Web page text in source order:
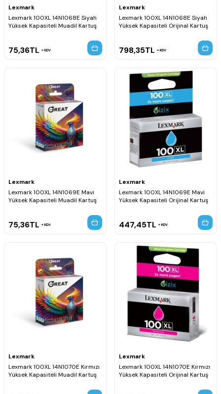
Lexmark
Lexmark 100XL 14N1068E Siyah
Yüksek Kapasiteli Muadil Kartuş
75,36TL KDV
Lexmark
Lexmark 100XL 14N1068E Siyah
Yüksek Kapasiteli Orijinal Kartuş
798,35TL KDV
Lexmark
Lexmark 100XL 14N1069E Mavi
Yüksek Kapasiteli Muadil Kartuş
75,36TL KDV
Lexmark
Lexmark 100XL 14N1069E Mavi
Yüksek Kapasiteli Orijinal Kartuş
447,45TL KDV
Lexmark
Lexmark 100XL 14N1070E Kırmızı
Yüksek Kapasiteli Muadil Kartuş
Lexmark
Lexmark 100XL 14N1070E Kırmızı
Yüksek Kapasiteli Orijinal Kartuş